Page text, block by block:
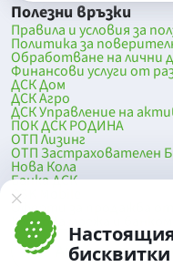
бисквитки
Полезни връзки
Правила и условия за
Политика за
Обработване на лични
Финансови услуги от
ДСК Дом
ДСК Агро
ДСК Управление на
ПОК ДСК РОДИНА
ОТП Лизинг
ОТП Застрахователен
Нова Кола
Банка ДСК
DSK Mobile
Оферти за продажба от
Клонова мрежа и
До началото на